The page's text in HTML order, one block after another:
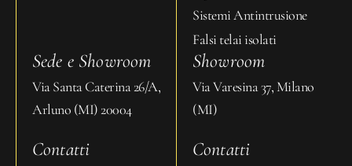
Sistemi Antintrusione
Falsi telai isolati
Sede e Showroom
Via Santa Caterina 26/A,
Arluno (MI) 20004
Contatti
Showroom
Via Varesina 37, Milano
(MI)
Contatti